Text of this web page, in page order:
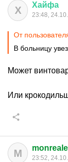
Х Хайфа
23:48,
От
В больницу
Может
Или
M monreale
23:52,